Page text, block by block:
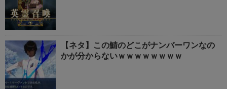
【ネタ】この鯖のどこがナンバーワンなの
かが分からないｗｗｗｗｗｗｗｗ